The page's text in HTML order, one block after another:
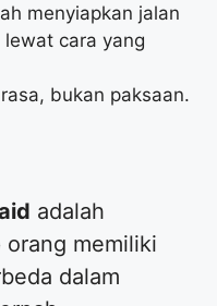
menyiapkan jalan
cara yang
bukan paksaan.
adalah
memiliki
dalam